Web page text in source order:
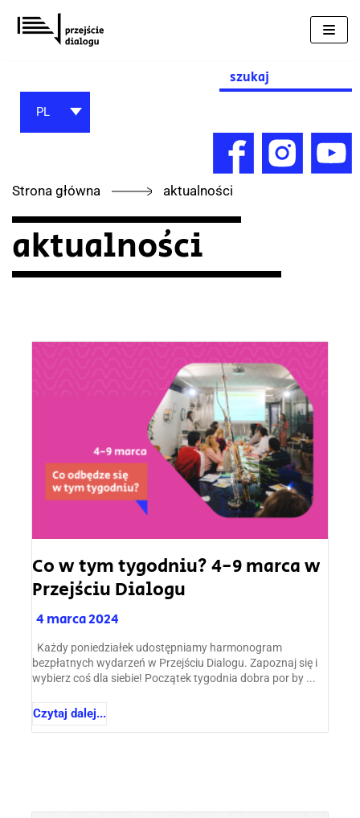
Przejdź
do
Search
for:
PL
Strona główna aktualności
aktualności
Co w tym tygodniu? 4-9 marca w
Przejściu Dialogu
4 marca 2024
Każdy poniedziałek udostępniamy harmonogram
bezpłatnych wydarzeń w Przejściu Dialogu. Zapoznaj się i
wybierz coś dla siebie! Początek tygodnia dobra por by ...
Czytaj dalej...